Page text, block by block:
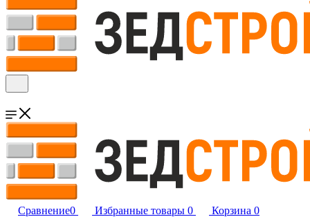
Сравнение0 Избранные товары 0 Корзина 0